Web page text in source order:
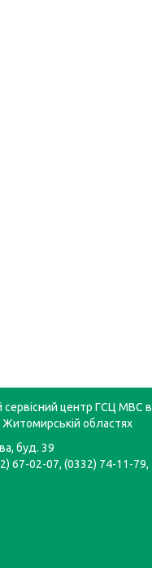
сервісний центр ГСЦ МВС в
Житомирській областях
буд. 39
67-02-07, (0332) 74-11-79,